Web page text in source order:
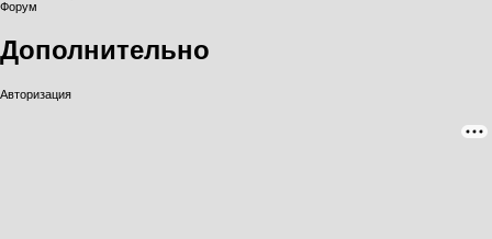
Форум
Дополнительно
Авторизация